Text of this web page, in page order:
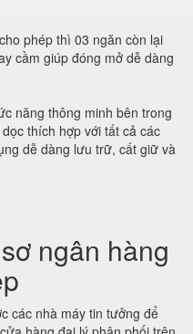
phép thì 03 ngăn còn lại
cầm giúp đóng mở dễ dàng
năng thông minh bên trong
thích hợp với tất cả các
dễ dàng lưu trữ, cất giữ và
ngân hàng
các nhà máy tin tưởng để